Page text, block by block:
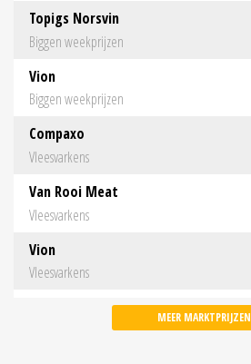
Topigs Norsvin
Biggen weekprijzen
Vion
Biggen weekprijzen
Compaxo
Vleesvarkens
Van Rooi Meat
Vleesvarkens
Vion
Vleesvarkens
MEER MARKTPRIJZEN